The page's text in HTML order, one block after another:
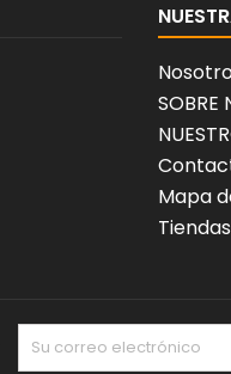
SOBRE
Mapa
Tiendas